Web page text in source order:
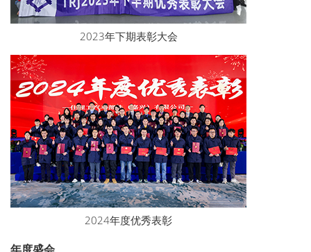
2023年下期表彰大会
2024年度优秀表彰